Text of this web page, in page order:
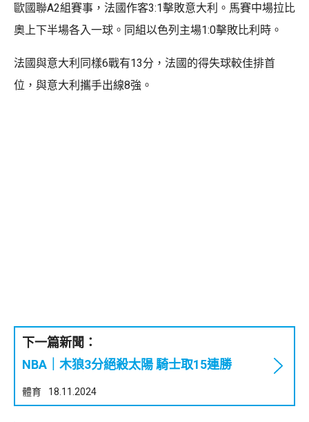
歐國聯A2組賽事，法國作客3:1擊敗意大利。馬賽中場拉比
奧上下半場各入一球。同組以色列主場1:0擊敗比利時。
法國與意大利同樣6戰有13分，法國的得失球較佳排首
位，與意大利攜手出線8強。
下一篇新聞：
NBA｜木狼3分絕殺太陽 騎士取15連勝
體育 18.11.2024